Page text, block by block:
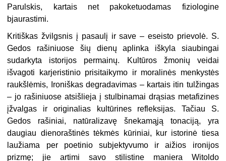
Parulskis, kartais net pakoketuodamas fiziologine
bjaurastimi.
Kritiškas žvilgsnis į pasaulį ir save – eseisto prievolė. S.
Gedos rašiniuose šių dienų aplinka iškyla siaubingai
sudarkyta istorijos permainų. Kultūros žmonių veidai
išvagoti karjeristinio prisitaikymo ir moralinės menkystės
raukšlėmis, Ironiškas degradavimas – kartais itin tulžingas
– jo rašiniuose atsišlieja į stulbinamai drąsias metafizines
įžvalgas ir originalias kultūrines refleksijas. Tačiau S.
Gedos rašiniai, natūralizavę šnekamąją tonaciją, yra
daugiau dienoraštinės tėkmės kūriniai, kur istorinė tiesa
laužiama per poetinio subjektyvumo ir aižios ironijos
prizmę; jie artimi savo stilistine maniera Witoldo